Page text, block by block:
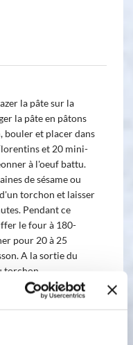
la pâte sur la
la pâte en pâtons
bouler et placer dans
et 20 mini-
à l'oeuf battu.
de sésame ou
torchon et laisser
Pendant ce
le four à 180-
pour 20 à 25
A la sortie du
torchon.